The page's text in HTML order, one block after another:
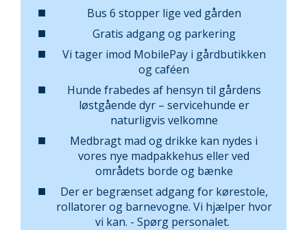
Bus 6 stopper lige ved gården
Gratis adgang og parkering
Vi tager imod MobilePay i gårdbutikken
og caféen
Hunde frabedes af hensyn til gårdens
løstgående dyr – servicehunde er
naturligvis velkomne
Medbragt mad og drikke kan nydes i
vores nye madpakkehus eller ved
områdets borde og bænke
Der er begrænset adgang for kørestole,
rollatorer og barnevogne. Vi hjælper hvor
vi kan. - Spørg personalet.